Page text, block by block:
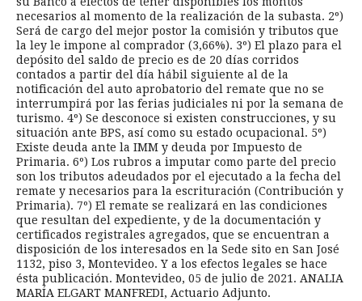
necesarios al momento de la realización de la subasta. 2º)
Será de cargo del mejor postor la comisión y tributos que
la ley le impone al comprador (3,66%). 3º) El plazo para el
depósito del saldo de precio es de 20 días corridos
contados a partir del día hábil siguiente al de la
notificación del auto aprobatorio del remate que no se
interrumpirá por las ferias judiciales ni por la semana de
turismo. 4º) Se desconoce si existen construcciones, y su
situación ante BPS, así como su estado ocupacional. 5º)
Existe deuda ante la IMM y deuda por Impuesto de
Primaria. 6º) Los rubros a imputar como parte del precio
son los tributos adeudados por el ejecutado a la fecha del
remate y necesarios para la escrituración (Contribución y
Primaria). 7º) El remate se realizará en las condiciones
que resultan del expediente, y de la documentación y
certificados registrales agregados, que se encuentran a
disposición de los interesados en la Sede sito en San José
1132, piso 3, Montevideo. Y a los efectos legales se hace
ésta publicación. Montevideo, 05 de julio de 2021. ANALIA
MARÍA ELGART MANFREDI, Actuario Adjunto.